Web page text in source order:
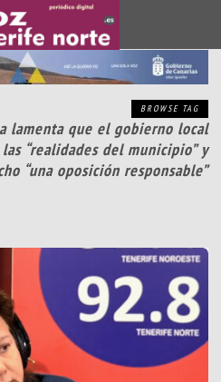
BROWSE TAG
lamenta que el gobierno local
las “realidades del municipio” y
“una oposición responsable”